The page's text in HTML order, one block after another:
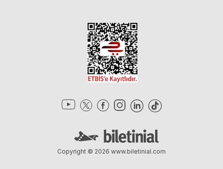
Copyright © 2026 www.biletinial.com